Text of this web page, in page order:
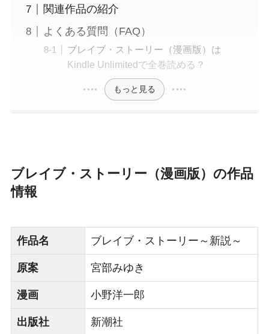
関連作品の紹介
よくある質問（FAQ）
ブレイブ・ストーリー（漫画版）は
Kindle Unlimitedで全巻読める？
もっと見る
ブレイブ・ストーリー（漫画版）の作品
情報
作品名 ブレイブ・ストーリー～新説～
原案 宮部みゆき
漫画 小野洋一郎
出版社 新潮社